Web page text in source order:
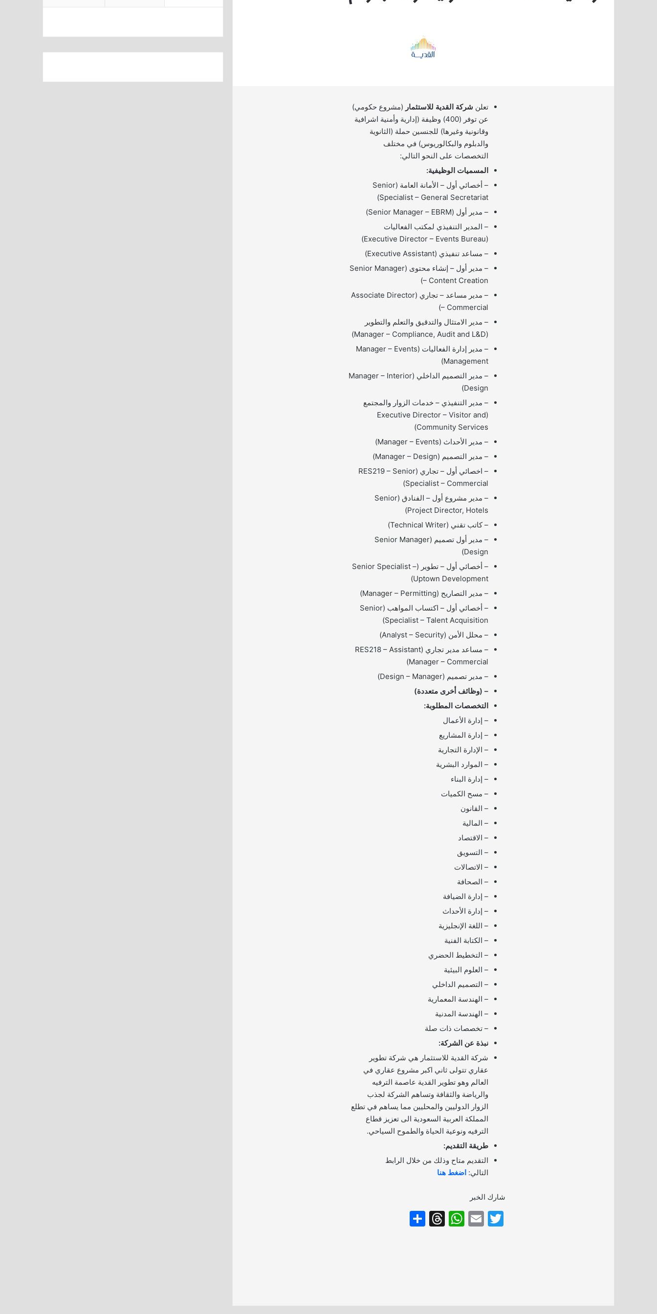
تعلن شركة القدية للاستثمار (مشروع حكومي)
عن توفر (400) وظيفة (إدارية وأمنية اشرافية
وقانونية وغيرها) للجنسين حملة (الثانوية
والدبلوم والبكالوريوس) في مختلف
التخصصات على النحو التالي:
المسميات الوظيفية:
– أخصائي أول – الأمانة العامة (Senior
Specialist – General Secretariat)
– مدير أول (Senior Manager – EBRM)
– المدير التنفيذي لمكتب الفعاليات
(Executive Director – Events Bureau)
– مساعد تنفيذي (Executive Assistant)
– مدير أول – إنشاء محتوى (Senior Manager
– Content Creation)
– مدير مساعد – تجاري (Associate Director
– Commercial)
– مدير الامتثال والتدقيق والتعلم والتطوير
(Manager – Compliance, Audit and L&D)
– مدير إدارة الفعاليات (Manager – Events
Management)
– مدير التصميم الداخلي (Manager – Interior
Design)
– مدير التنفيذي – خدمات الزوار والمجتمع
(Executive Director – Visitor and
Community Services)
– مدير الأحداث (Manager – Events)
– مدير التصميم (Manager – Design)
– اخصائي أول – تجاري (RES219 – Senior
Specialist – Commercial)
– مدير مشروع أول – الفنادق (Senior
Project Director, Hotels)
– كاتب تقني (Technical Writer)
– مدير أول تصميم (Senior Manager
Design)
– أخصائي أول – تطوير (Senior Specialist –
Uptown Development)
– مدير التصاريح (Manager – Permitting)
– أخصائي أول – اكتساب المواهب (Senior
Specialist – Talent Acquisition)
– محلل الأمن (Analyst – Security)
– مساعد مدير تجاري (RES218 – Assistant
Manager – Commercial)
– مدير تصميم (Design – Manager)
– (وظائف أخرى متعددة)
التخصصات المطلوبة:
– إدارة الأعمال
– إدارة المشاريع
– الإدارة التجارية
– الموارد البشرية
– إدارة البناء
– مسح الكميات
– القانون
– المالية
– الاقتصاد
– التسويق
– الاتصالات
– الصحافة
– إدارة الضيافة
– إدارة الأحداث
– اللغة الإنجليزية
– الكتابة الفنية
– التخطيط الحضري
– العلوم البيئية
– التصميم الداخلي
– الهندسة المعمارية
– الهندسة المدنية
– تخصصات ذات صلة
نبذة عن الشركة:
شركة القدية للاستثمار هي شركة تطوير
عقاري تتولى ثاني اكبر مشروع عقاري في
العالم وهو تطوير القدية عاصمة الترفيه
والرياضة والثقافة وتساهم الشركة لجذب
الزوار الدوليين والمحليين مما يساهم في تطلع
المملكة العربية السعودية الى تعزيز قطاع
الترفيه ونوعية الحياة والطموح السياحي.
طريقة التقديم:
التقديم متاح وذلك من خلال الرابط
التالي: اضغط هنا
شارك الخبر
T
E
W
T
S